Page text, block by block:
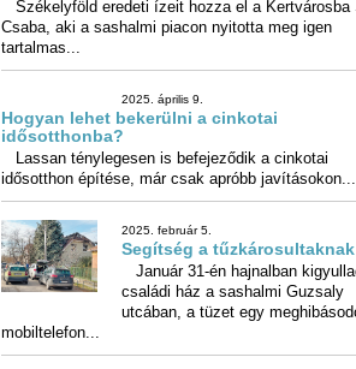
megtalálótól átvegye és...
Eredeti székely ízek boltja a
piacon
Székelyföld eredeti ízeit hozza el a Kertvárosba
Csaba, aki a sashalmi piacon nyitotta
tartalmas...
2025. április 9.
Hogyan lehet bekerülni a
idősotthonba?
Lassan ténylegesen is befejeződik a cinkotai
idősotthon építése, már csak apróbb javításokon...